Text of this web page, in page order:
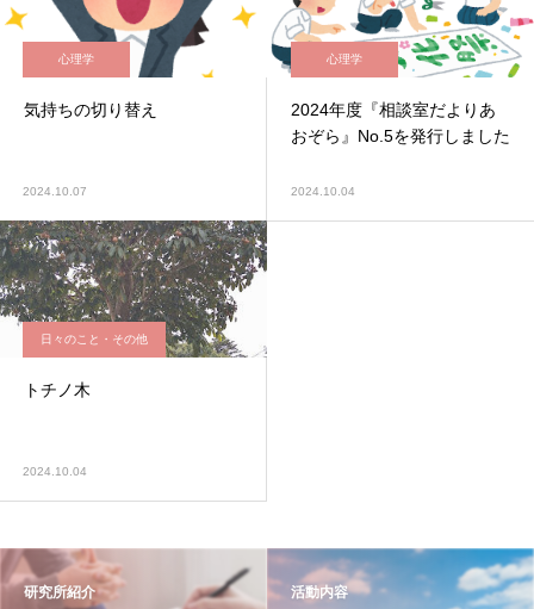
心理学
気持ちの切り替え
2024.10.07
心理学
2024年度『相談室だよりあ
おぞら』No.5を発行しました
2024.10.04
日々のこと・その他
トチノ木
2024.10.04
研究所紹介 活動内容